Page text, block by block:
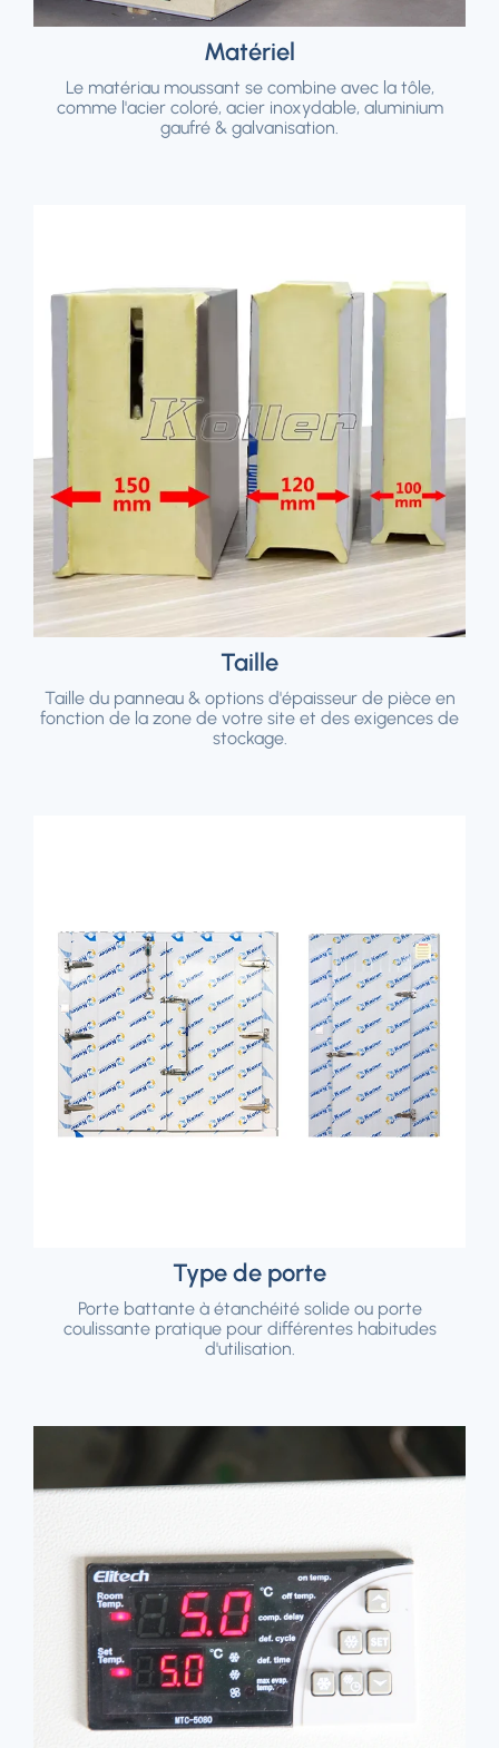
Matériel
Le matériau moussant se combine avec la tôle,
comme l'acier coloré, acier inoxydable, aluminium
gaufré & galvanisation.
Taille
Taille du panneau & options d'épaisseur de pièce en
fonction de la zone de votre site et des exigences de
stockage.
Type de porte
Porte battante à étanchéité solide ou porte
coulissante pratique pour différentes habitudes
d'utilisation.